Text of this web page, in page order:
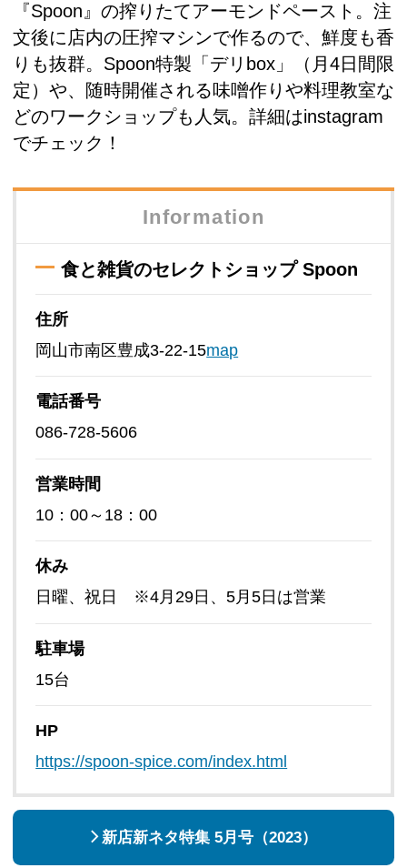
『Spoon』の搾りたてアーモンドペースト。注
文後に店内の圧搾マシンで作るので、鮮度も香
りも抜群。Spoon特製「デリbox」（月4日間限
定）や、随時開催される味噌作りや料理教室な
どのワークショップも人気。詳細はinstagram
でチェック！
Information
食と雑貨のセレクトショップ Spoon
住所
岡山市南区豊成3-22-15map
電話番号
086-728-5606
営業時間
10：00～18：00
休み
日曜、祝日 ※4月29日、5月5日は営業
駐車場
15台
HP
https://spoon-spice.com/index.html
新店新ネタ特集 5月号（2023）